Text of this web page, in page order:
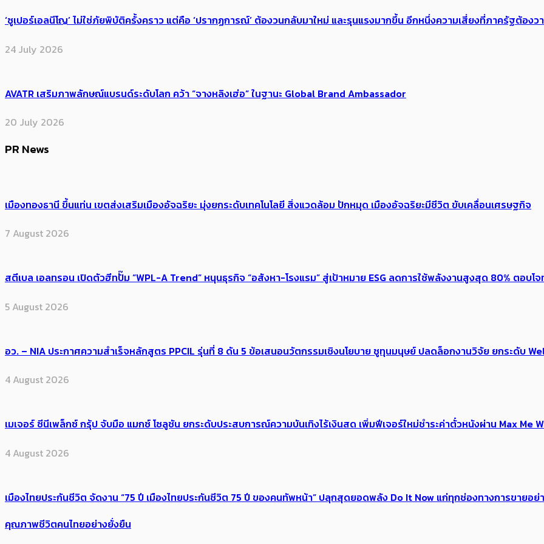
‘ซูเปอร์เอลนีโญ’ ไม่ใช่ภัยพิบัติครั้งคราว แต่คือ ‘ปรากฏการณ์’ ​ต้อง​วนกลับมาใหม่ และรุนแรงมากขึ้น อีกหนึ่งความเสี่ยงที่ภาครัฐต้อง
24 July 2026
AVATR เสริมภาพลักษณ์แบรนด์ระดับโลก คว้า “จางหลิงเฮ่อ” ในฐานะ Global Brand Ambassador
20 July 2026
PR News
เมืองทองธานี ขึ้นแท่น เขตส่งเสริมเมืองอัจฉริยะ มุ่งยกระดับเทคโนโลยี สิ่งแวดล้อม ปักหมุด เมืองอัจฉริยะมีชีวิต ขับเคลื่อนเศรษฐกิจ
7 August 2026
สตีเบล เอลทรอน เปิดตัวฮีทปั๊ม “WPL-A Trend” หนุนธุรกิจ “อสังหา-โรงแรม” สู่เป้าหมาย ESG ลดการใช้พลังงานสูงสุด 80% ตอบโ
5 August 2026
อว. – NIA ประกาศความสำเร็จหลักสูตร PPCIL รุ่นที่ 8 ดัน 5 ข้อเสนอนวัตกรรมเชิงนโยบาย ชูทุนมนุษย์ ปลดล็อกงานวิจัย ยกระดับ
4 August 2026
เมเจอร์ ซีนีเพล็กซ์ กรุ้ป จับมือ แมกซ์ โซลูชัน ยกระดับประสบการณ์ความบันเทิงไร้เงินสด เพิ่มฟีเจอร์ใหม่ชำระค่าตั๋วหนังผ่าน Max
4 August 2026
เมืองไทยประกันชีวิต จัดงาน “75 ปี เมืองไทยประกันชีวิต 75 ปี ของคนทัพหน้า” ปลุกสุดยอดพลัง Do It Now แก่ทุกช่องทางการขาย
คุณภาพชีวิตคนไทยอย่างยั่งยืน